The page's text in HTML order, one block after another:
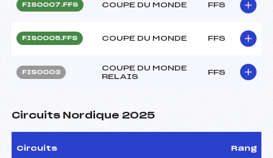
FIS0007.FFS COUPE DU MONDE FFS
FIS0005.FFS COUPE DU MONDE FFS
FIS0003
COUPE DU MONDE
RELAIS
FFS
Circuits Nordique 2025
Circuits Rang